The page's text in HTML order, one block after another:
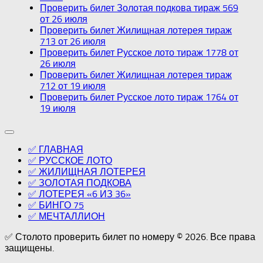
Проверить билет Золотая подкова тираж 569
от 26 июля
Проверить билет Жилищная лотерея тираж
713 от 26 июля
Проверить билет Русское лото тираж 1778 от
26 июля
Проверить билет Жилищная лотерея тираж
712 от 19 июля
Проверить билет Русское лото тираж 1764 от
19 июля
✅ ГЛАВНАЯ
✅ РУССКОЕ ЛОТО
✅ ЖИЛИЩНАЯ ЛОТЕРЕЯ
✅ ЗОЛОТАЯ ПОДКОВА
✅ ЛОТЕРЕЯ «6 ИЗ 36»
✅ БИНГО 75
✅ МЕЧТАЛЛИОН
✅ Столото проверить билет по номеру © 2026. Все права
защищены.